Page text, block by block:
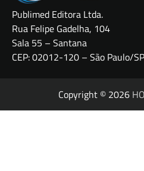
Publimed Editora Ltda.
Rua Felipe Gadelha, 104
Sala 55 – Santana
CEP: 02012-120 – São Paulo/SP
Copyright © 2026